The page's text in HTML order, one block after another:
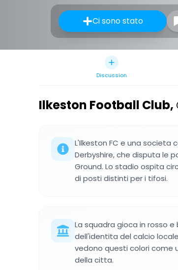
Ci sono stato
Discussion
Ilkeston Football Club,
L'Ilkeston FC e una societa
Derbyshire, che disputa le
Ground. Lo stadio ospita
di posti distinti per i tifosi.
La squadra gioca in rosso
dell'identita del calcio
vedono questi colori come
della citta.